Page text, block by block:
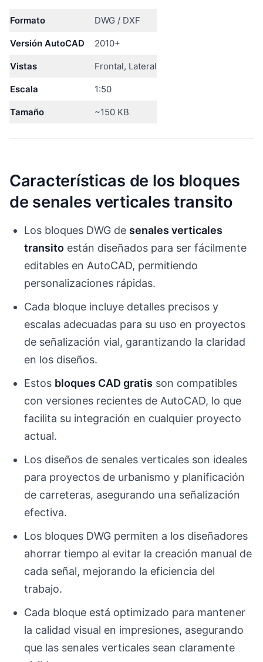
Formato DWG / DXF
Versión AutoCAD 2010+
Vistas Frontal, Lateral
Escala 1:50
Tamaño ~150 KB
Características de los bloques
de senales verticales transito
Los bloques DWG de senales verticales
transito están diseñados para ser fácilmente
editables en AutoCAD, permitiendo
personalizaciones rápidas.
Cada bloque incluye detalles precisos y
escalas adecuadas para su uso en proyectos
de señalización vial, garantizando la claridad
en los diseños.
Estos bloques CAD gratis son compatibles
con versiones recientes de AutoCAD, lo que
facilita su integración en cualquier proyecto
actual.
Los diseños de senales verticales son ideales
para proyectos de urbanismo y planificación
de carreteras, asegurando una señalización
efectiva.
Los bloques DWG permiten a los diseñadores
ahorrar tiempo al evitar la creación manual de
cada señal, mejorando la eficiencia del
trabajo.
Cada bloque está optimizado para mantener
la calidad visual en impresiones, asegurando
que las senales verticales sean claramente